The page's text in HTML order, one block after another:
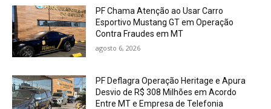
PF Chama Atenção ao Usar Carro
Esportivo Mustang GT em Operação
Contra Fraudes em MT
agosto 6, 2026
PF Deflagra Operação Heritage e Apura
Desvio de R$ 308 Milhões em Acordo
Entre MT e Empresa de Telefonia